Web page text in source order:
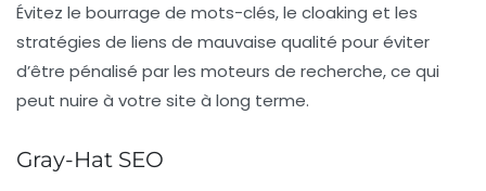
Évitez le bourrage de mots-clés, le cloaking et les
stratégies de liens de mauvaise qualité pour éviter
d’être pénalisé par les moteurs de recherche, ce qui
peut nuire à votre site à long terme.
Gray-Hat SEO